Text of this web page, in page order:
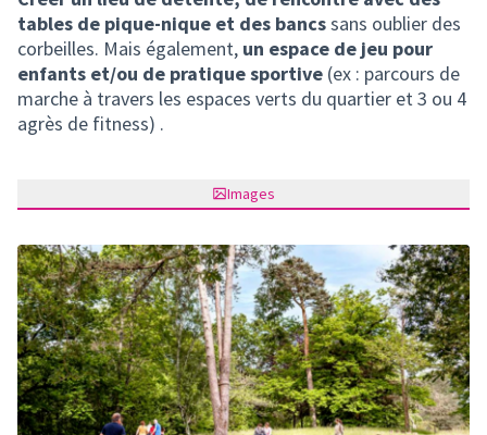
tables de pique-nique et des bancssans oublier des
corbeilles. Mais également, un espace de jeu pour
enfants et/ou de pratique sportive (ex : parcours de
marche à travers les espaces verts du quartier et 3 ou 4
agrès de fitness) .
Images